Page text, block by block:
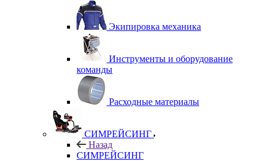
Экипировка механика
Инструменты и оборудование
команды
Расходные материалы
СИМРЕЙСИНГ
Назад
СИМРЕЙСИНГ